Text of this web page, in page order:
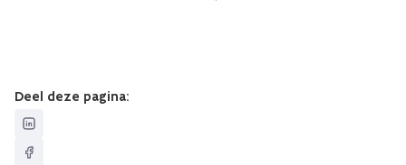
Deel deze pagina: